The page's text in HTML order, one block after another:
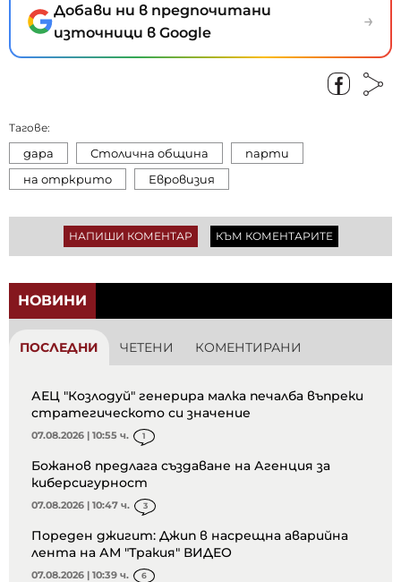
Добави ни в предпочитани
източници в Google
→
Тагове:
дара Столична община
парти
на отркрито
Евровизия
НАПИШИ КОМЕНТАР КЪМ КОМЕНТАРИТЕ
НОВИНИ
ПОСЛЕДНИ ЧЕТЕНИ КОМЕНТИРАНИ
АЕЦ "Козлодуй" генерира малка печалба въпреки
стратегическото си значение
07.08.2026 | 10:55 ч. 1
Божанов предлага създаване на Агенция за
киберсигурност
07.08.2026 | 10:47 ч. 3
Пореден джигит: Джип в насрещна аварийна
лента на АМ "Тракия" ВИДЕО
07.08.2026 | 10:39 ч. 6